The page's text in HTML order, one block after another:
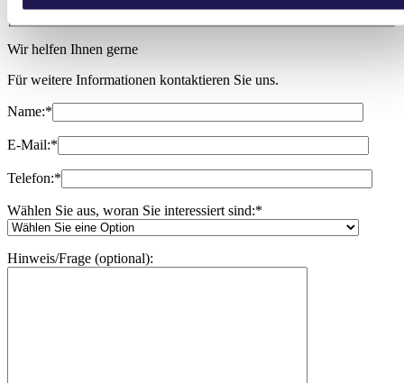
Wir helfen Ihnen gerne
Für weitere Informationen kontaktieren Sie uns.
Name:*
E-Mail:*
Telefon:*
Wählen Sie aus, woran Sie interessiert sind:*
Hinweis/Frage (optional):